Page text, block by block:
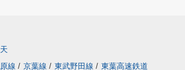
線 / 京葉線 / 東武野田線 / 東葉高速鉄道